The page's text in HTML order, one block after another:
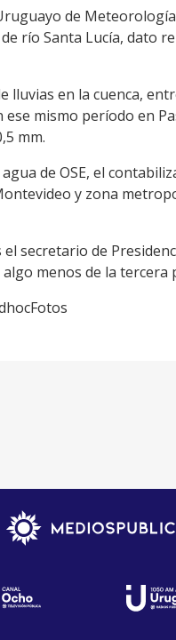
de
río Santa Lucía, dato
lluvias en la cuenca,
ese mismo período en
mm.
de OSE, el
y zona
secretario de
menos de la tercera